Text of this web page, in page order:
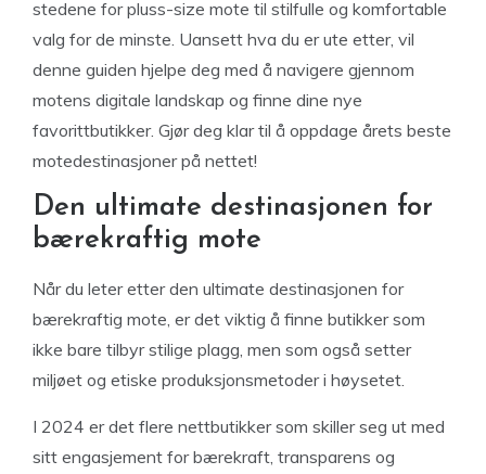
stedene for pluss-size mote til stilfulle og komfortable
valg for de minste. Uansett hva du er ute etter, vil
denne guiden hjelpe deg med å navigere gjennom
motens digitale landskap og finne dine nye
favorittbutikker. Gjør deg klar til å oppdage årets beste
motedestinasjoner på nettet!
Den ultimate destinasjonen for
bærekraftig mote
Når du leter etter den ultimate destinasjonen for
bærekraftig mote, er det viktig å finne butikker som
ikke bare tilbyr stilige plagg, men som også setter
miljøet og etiske produksjonsmetoder i høysetet.
I 2024 er det flere nettbutikker som skiller seg ut med
sitt engasjement for bærekraft, transparens og